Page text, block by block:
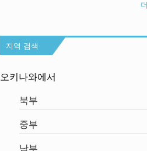
지역 검색
오키나와에서
북부
중부
남부